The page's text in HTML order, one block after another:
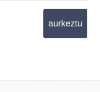
aurkeztu